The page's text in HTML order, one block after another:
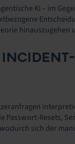
KI – im
Passwort-Resets,
sich der